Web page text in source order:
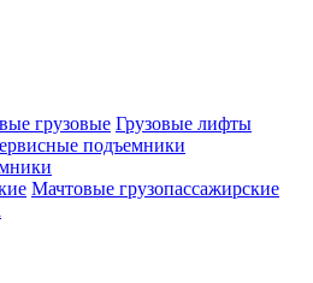
грузовые Грузовые лифты
подъемники
Мачтовые грузопассажирские